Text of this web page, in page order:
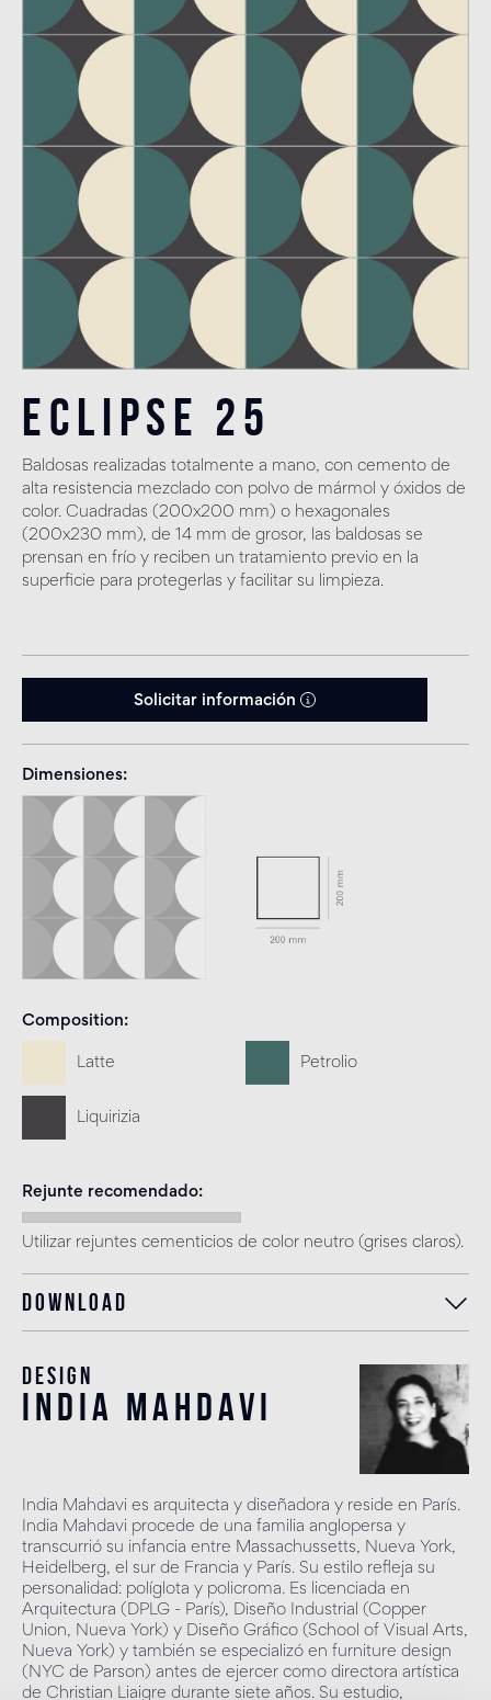
Eclipse 25
Baldosas realizadas totalmente a mano, con cemento de
alta resistencia mezclado con polvo de mármol y óxidos de
color. Cuadradas (200x200 mm) o hexagonales
(200x230 mm), de 14 mm de grosor, las baldosas se
prensan en frío y reciben un tratamiento previo en la
superficie para protegerlas y facilitar su limpieza.
Solicitar información
Dimensiones
Composition
Latte Petrolio
Liquirizia
Rejunte recomendado
Utilizar rejuntes cementicios de color neutro (grises claros).
Download
Design
india mahdavi
India Mahdavi es arquitecta y diseñadora y reside en París.
India Mahdavi procede de una familia anglopersa y
transcurrió su infancia entre Massachussetts, Nueva York,
Heidelberg, el sur de Francia y París. Su estilo refleja su
personalidad: políglota y policroma. Es licenciada en
Arquitectura (DPLG - París), Diseño Industrial (Copper
Union, Nueva York) y Diseño Gráfico (School of Visual Arts,
Nueva York) y también se especializó en furniture design
(NYC de Parson) antes de ejercer como directora artística
de Christian Liaigre durante siete años. Su estudio,